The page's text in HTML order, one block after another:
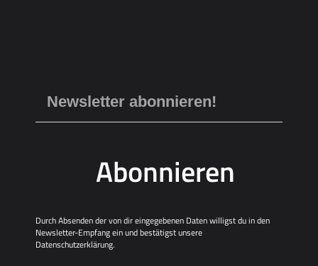
Abonnieren
Durch Absenden der von dir eingegebenen Daten willigst du in den
Newsletter-Empfang ein und bestätigst unsere
Datenschutzerklärung.